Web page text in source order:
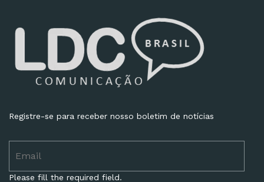
Registre-se para receber nosso boletim de notícias
Please fill the required field.